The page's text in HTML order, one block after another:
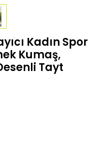
Kadın Spor
Kumaş,
Tayt